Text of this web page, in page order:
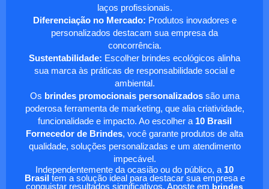
laços profissionais.
Diferenciação no Mercado: Produtos inovadores e
personalizados destacam sua empresa da
concorrência.
Sustentabilidade: Escolher brindes ecológicos alinha
sua marca às práticas de responsabilidade social e
ambiental.
Os brindes promocionais personalizadossão uma
poderosa ferramenta de marketing, que alia criatividade,
funcionalidade e impacto. Ao escolher a 10 Brasil
Fornecedor de Brindes, você garante produtos de alta
qualidade, soluções personalizadas e um atendimento
impecável.
Independentemente da ocasião ou do público, a 10
Brasil tem a solução ideal para destacar sua empresa e
conquistar resultados significativos. Aposte em brindes